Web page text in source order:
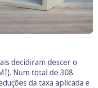
decidiram descer o
Num total de 308
da taxa aplicada e